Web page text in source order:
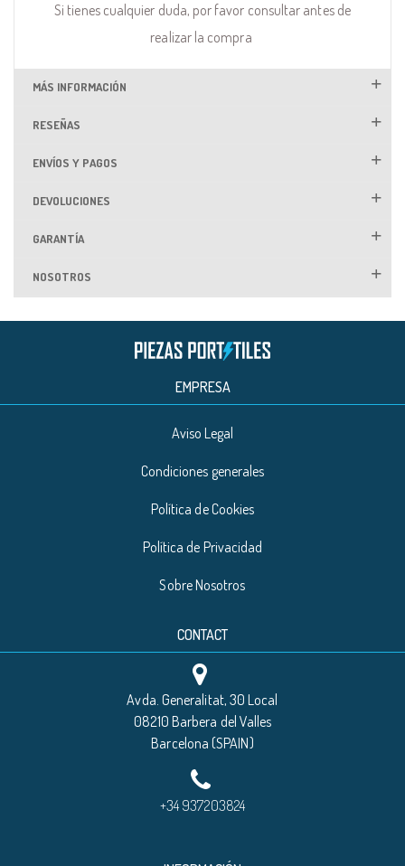
Si tienes cualquier duda, por favor consultar antes de
realizar la compra
MÁS INFORMACIÓN
RESEÑAS
ENVÍOS Y PAGOS
DEVOLUCIONES
GARANTÍA
NOSOTROS
EMPRESA
Aviso Legal
Condiciones generales
Política de Cookies
Política de Privacidad
Sobre Nosotros
CONTACT
Avda. Generalitat, 30 Local
08210 Barbera del Valles
Barcelona (SPAIN)
+34 937203824